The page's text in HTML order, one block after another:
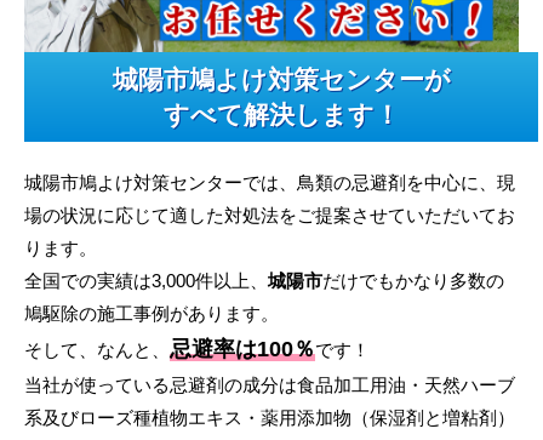
城陽市鳩よけ対策センターが
すべて解決します！
城陽市鳩よけ対策センターでは、鳥類の忌避剤を中心に、現
場の状況に応じて適した対処法をご提案させていただいてお
ります。
全国での実績は3,000件以上、城陽市だけでもかなり多数の
鳩駆除の施工事例があります。
そして、なんと、 忌避率は100％です！
当社が使っている忌避剤の成分は食品加工用油・天然ハーブ
系及びローズ種植物エキス・薬用添加物（保湿剤と増粘剤）